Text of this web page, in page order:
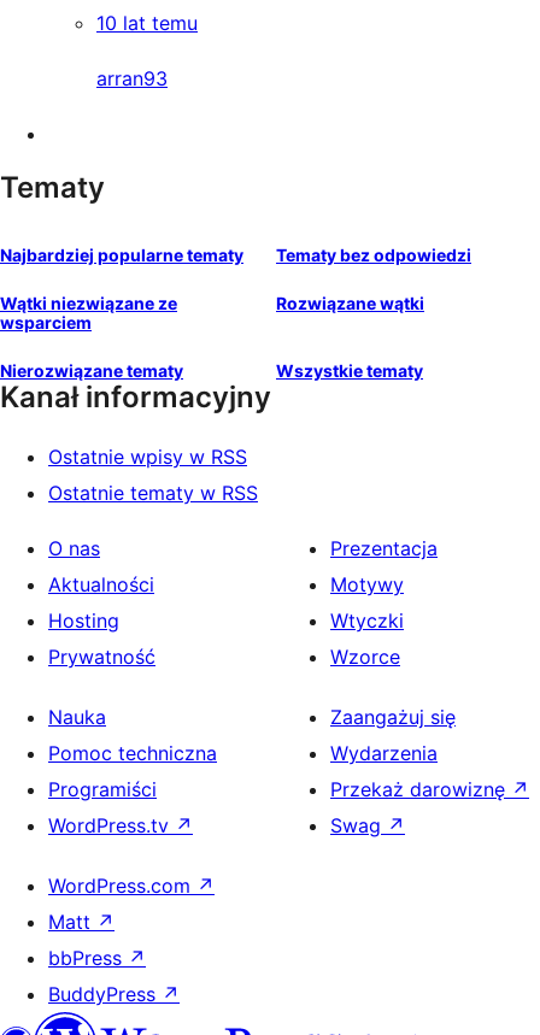
10 lat temu
arran93
Tematy
Najbardziej popularne tematy Tematy bez odpowiedzi
Wątki niezwiązane ze
wsparciem
Rozwiązane wątki
Nierozwiązane tematy Wszystkie tematy
Kanał informacyjny
Ostatnie wpisy w RSS
Ostatnie tematy w RSS
O nas
Aktualności
Hosting
Prywatność
Prezentacja
Motywy
Wtyczki
Wzorce
Nauka
Pomoc techniczna
Programiści
WordPress.tv ↗
Zaangażuj się
Wydarzenia
Przekaż darowiznę ↗
Swag ↗
WordPress.com ↗
Matt ↗
bbPress ↗
BuddyPress ↗